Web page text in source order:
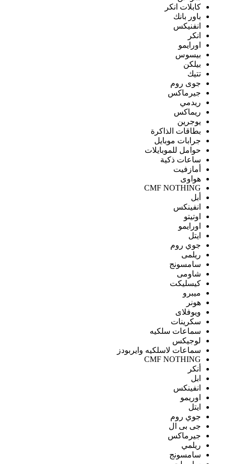
كابلات انكر
باور بانك
انفنيكس
انكر
اورايمو
بيسوس
بيلكن
تتيك
جوى روم
جيرماكس
ريدمي
ريماكس
يوجرين
بطاقات الذاكرة
جرابات موبايل
حوامل للموبايلات
ساعات ذكية
أمازفيت
هواوى
CMF NOTHING
أبل
انفينكس
اوتيتو
اورايمو
ايتل
جوي روم
ريلمى
سامسونج
شاومى
كيسليكت
ميبرو
هونر
ويوفلاى
سكرينات
سماعات سلكيه
لوجيكس
سماعات لاسلكيه وايربودز
CMF NOTHING
أنكر
ابل
انفينكس
اوريمو
ايتل
جوي روم
جى بى ال
جيرماكس
ريلمي
سامسونج